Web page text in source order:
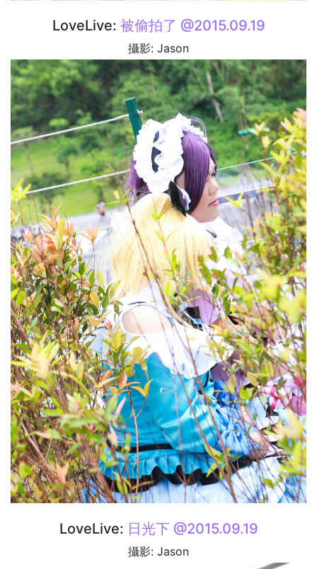
LoveLive: 被偷拍了 @2015.09.19
攝影: Jason
LoveLive: 日光下 @2015.09.19
攝影: Jason